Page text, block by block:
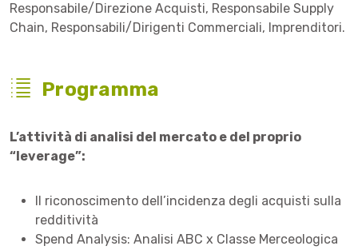
Responsabile/Direzione Acquisti, Responsabile Supply
Chain, Responsabili/Dirigenti Commerciali, Imprenditori.
Programma
L’attività di analisi del mercato e del proprio
“leverage”:
Il riconoscimento dell’incidenza degli acquisti sulla
redditività
Spend Analysis: Analisi ABC x Classe Merceologica